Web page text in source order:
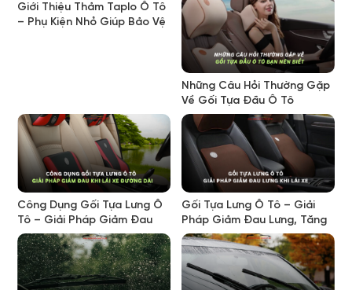
Giới Thiệu Thảm Taplo Ô Tô
– Phụ Kiện Nhỏ Giúp Bảo Vệ
Những Câu Hỏi Thường Gặp
Về Gối Tựa Đầu Ô Tô
Công Dụng Gối Tựa Lưng Ô
Tô – Giải Pháp Giảm Đau
Mỏi Khi Lái Xe Đường Dài
Gối Tựa Lưng Ô Tô – Giải
Pháp Giảm Đau Lưng, Tăng
Thoải Mái Khi Lái Xe